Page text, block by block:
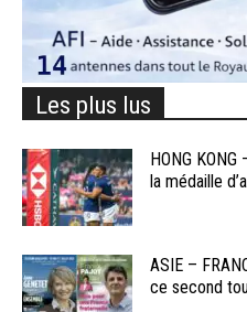
Les plus lus
HONG
la médaille
ASIE –
ce second